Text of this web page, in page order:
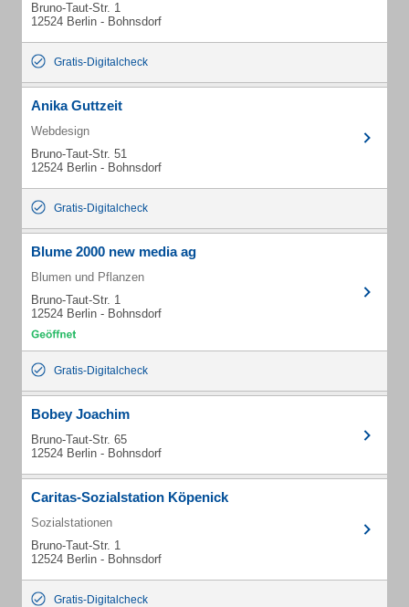
Bruno-Taut-Str. 1
12524 Berlin - Bohnsdorf
Gratis-Digitalcheck
Anika Guttzeit
Webdesign
Bruno-Taut-Str. 51
12524 Berlin - Bohnsdorf
Gratis-Digitalcheck
Blume 2000 new media ag
Blumen und Pflanzen
Bruno-Taut-Str. 1
12524 Berlin - Bohnsdorf
Gratis-Digitalcheck
Bobey Joachim
Bruno-Taut-Str. 65
12524 Berlin - Bohnsdorf
Caritas-Sozialstation Köpenick
Sozialstationen
Bruno-Taut-Str. 1
12524 Berlin - Bohnsdorf
Gratis-Digitalcheck